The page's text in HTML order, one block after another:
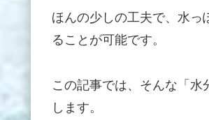
ほんの少しの工夫で、水
ることが可能です。
この記事では、そんな「水
します。